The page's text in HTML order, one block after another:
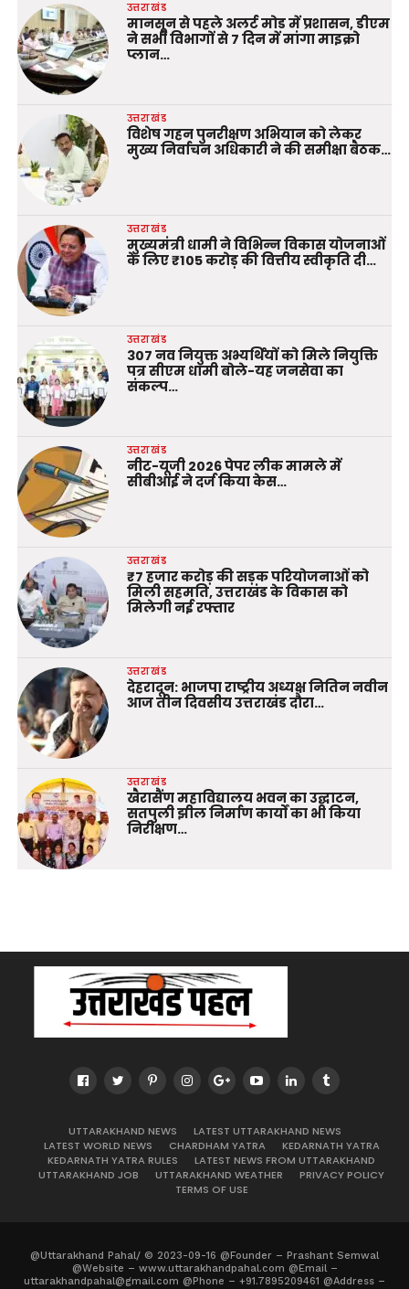
उत्तराखंड
मानसून से पहले अलर्ट मोड में प्रशासन, डीएम
ने सभी विभागों से 7 दिन में मांगा माइक्रो
प्लान…
उत्तराखंड
विशेष गहन पुनरीक्षण अभियान को लेकर
मुख्य निर्वाचन अधिकारी ने की समीक्षा बैठक…
उत्तराखंड
मुख्यमंत्री धामी ने विभिन्न विकास योजनाओं
के लिए ₹105 करोड़ की वित्तीय स्वीकृति दी…
उत्तराखंड
307 नव नियुक्त अभ्यर्थियों को मिले नियुक्ति
पत्र सीएम धामी बोले-यह जनसेवा का
संकल्प…
उत्तराखंड
नीट-यूजी 2026 पेपर लीक मामले में
सीबीआई ने दर्ज किया केस…
उत्तराखंड
₹7 हजार करोड़ की सड़क परियोजनाओं को
मिली सहमति, उत्तराखंड के विकास को
मिलेगी नई रफ्तार
उत्तराखंड
देहरादून: भाजपा राष्ट्रीय अध्यक्ष नितिन नवीन
आज तीन दिवसीय उत्तराखंड दौरा…
उत्तराखंड
खैरासैंण महाविद्यालय भवन का उद्घाटन,
सतपुली झील निर्माण कार्यों का भी किया
निरीक्षण…
UTTARAKHAND NEWS
LATEST UTTARAKHAND NEWS
LATEST WORLD NEWS
CHARDHAM YATRA
KEDARNATH YATRA
KEDARNATH YATRA RULES
LATEST NEWS FROM UTTARAKHAND
UTTARAKHAND JOB
UTTARAKHAND WEATHER
PRIVACY POLICY
TERMS OF USE
@Uttarakhand Pahal/ © 2023-09-16 @Founder – Prashant Semwal
@Website – www.uttarakhandpahal.com @Email –
uttarakhandpahal@gmail.com @Phone – +91.7895209461 @Address –